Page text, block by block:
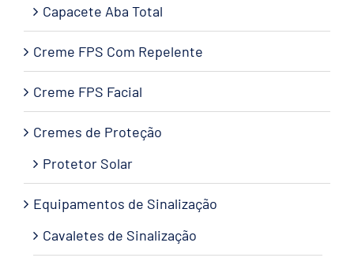
Capacete Aba Total
Creme FPS Com Repelente
Creme FPS Facial
Cremes de Proteção
Protetor Solar
Equipamentos de Sinalização
Cavaletes de Sinalização